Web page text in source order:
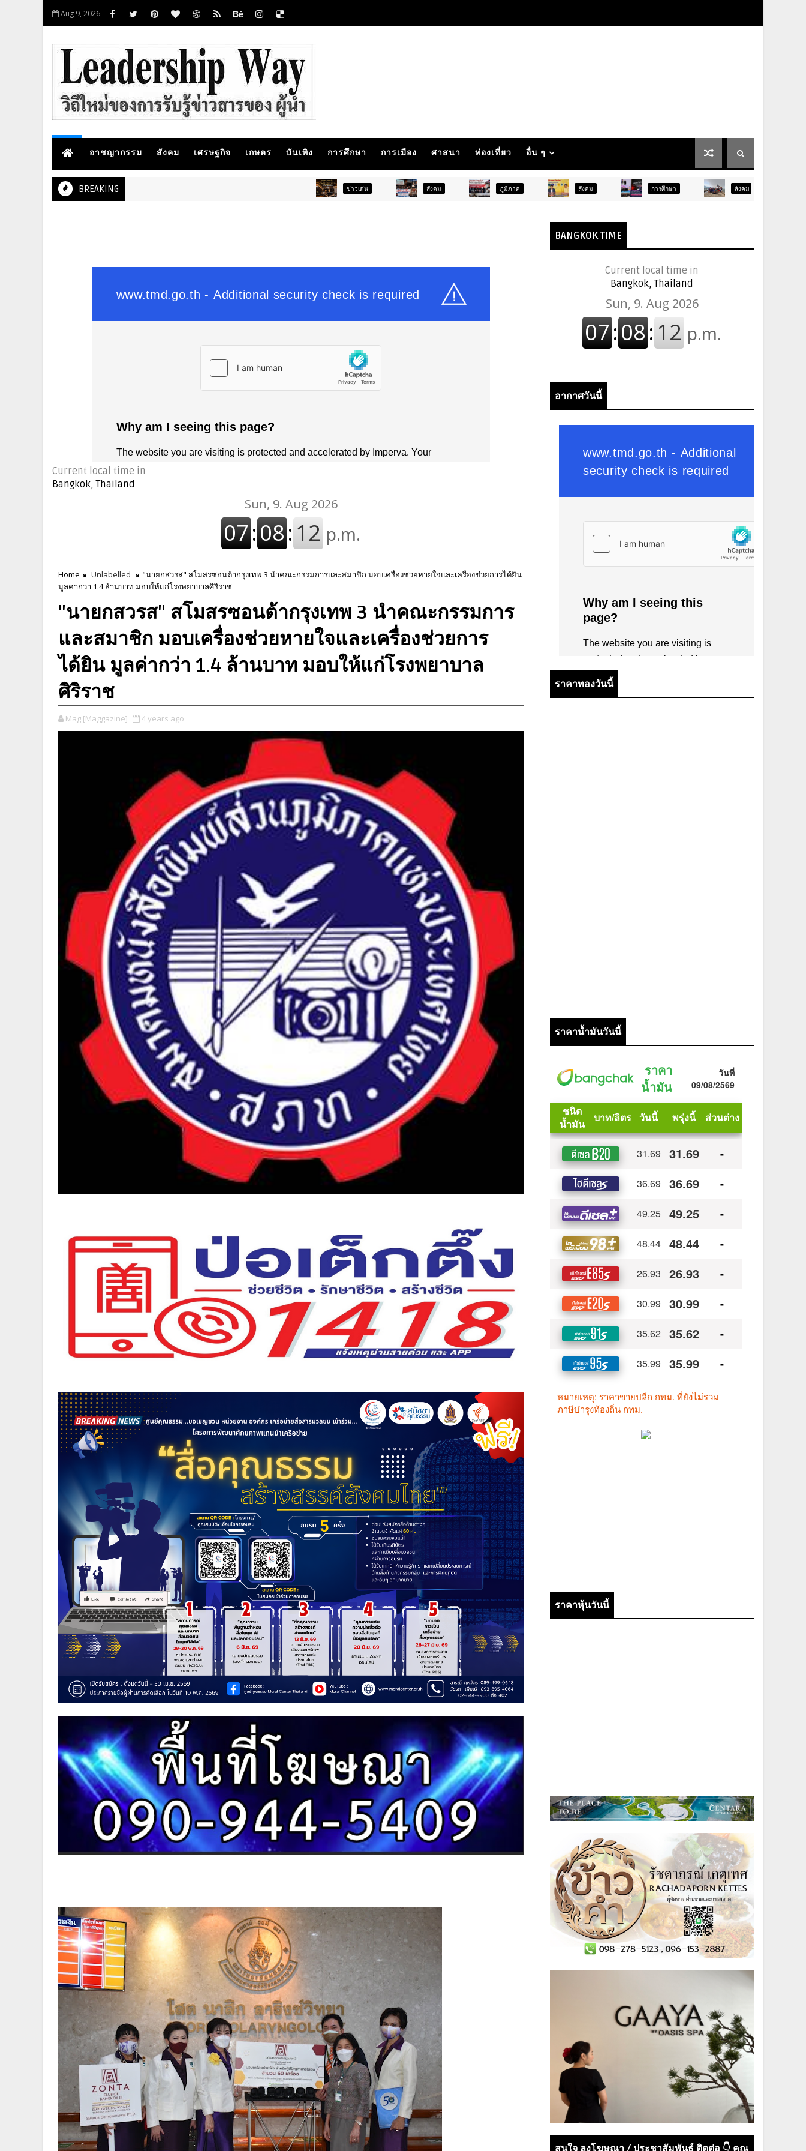
Aug 9, 2026
อาชญากรรม สังคม เศรษฐกิจ เกษตร บันเทิง การศึกษา การเมือง ศาสนา ท่องเที่ยว อื่น ๆ
BREAKING
Current local time in
Bangkok, Thailand
Home Unlabelled
"นายกสวรส" สโมสรซอนต้ากรุงเทพ 3 นำคณะกรรมการและสมาชิก มอบเครื่องช่วยหายใจและเครื่องช่วยการได้ยิน
มูลค่ากว่า 1.4 ล้านบาท มอบให้แก่โรงพยาบาลศิริราช
"นายกสวรส" สโมสรซอนต้ากรุงเทพ 3 นำคณะกรรมการ
และสมาชิก มอบเครื่องช่วยหายใจและเครื่องช่วยการ
ได้ยิน มูลค่ากว่า 1.4 ล้านบาท มอบให้แก่โรงพยาบาล
ศิริราช
Mag [Maggazine] 4 years ago
BANGKOK TIME
Current local time in
Bangkok, Thailand
อากาศวันนี้
ราคาทองวันนี้
ราคาน้ำมันวันนี้
ราคาหุ้นวันนี้
สนใจ ลงโฆษณา / ประชาสัมพันธ์ ติดต่อ 👇 คุณ